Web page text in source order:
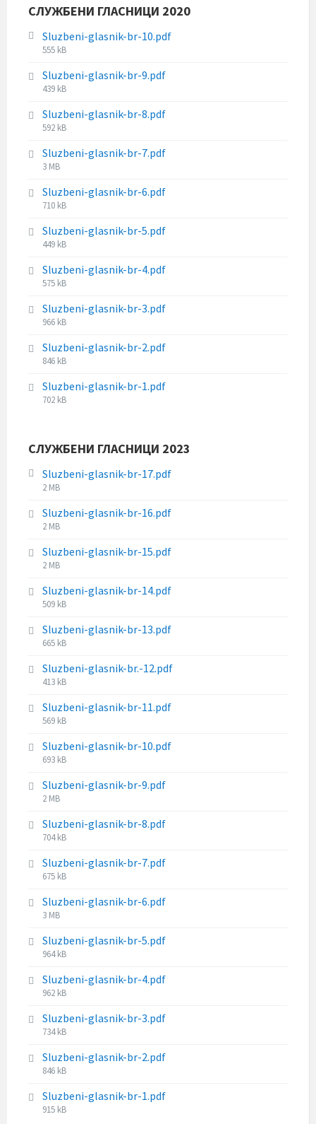
:i
e
:
l
s
i
e
:
СЛУЖБЕНИ ГЛАСНИЦИ 2020
Sluzbeni-glasnik-br-10.pdf
F
l
e
i
z
e
:
555 kB
Sluzbeni-glasnik-br-9.pdf
F
l
e
i
z
e
:
439 kB
Sluzbeni-glasnik-br-8.pdf
F
l
e
i
z
e
592 kB
Sluzbeni-glasnik-br-7.pdf
F
l
e
i
z
e
:
3 MB
Sluzbeni-glasnik-br-6.pdf
F
l
e
i
z
e
:
710 kB
Sluzbeni-glasnik-br-5.pdf
F
l
e
i
z
e
:
449 kB
Sluzbeni-glasnik-br-4.pdf
F
l
e
i
z
e
:
575 kB
Sluzbeni-glasnik-br-3.pdf
F
l
e
i
z
966 kB
Sluzbeni-glasnik-br-2.pdf
F
l
e
z
:
846 kB
Sluzbeni-glasnik-br-1.pdf
F
e
s
i
z
:
702 kB
СЛУЖБЕНИ ГЛАСНИЦИ 2023
Sluzbeni-glasnik-br-17.pdf
F
l
e
i
z
e
:
2 MB
Sluzbeni-glasnik-br-16.pdf
F
l
e
i
z
e
:
2 MB
Sluzbeni-glasnik-br-15.pdf
F
l
e
i
z
e
2 MB
Sluzbeni-glasnik-br-14.pdf
F
l
e
i
z
e
:
509 kB
Sluzbeni-glasnik-br-13.pdf
F
l
e
i
z
e
:
665 kB
Sluzbeni-glasnik-br.-12.pdf
F
l
e
i
z
e
:
413 kB
Sluzbeni-glasnik-br-11.pdf
F
l
e
i
z
e
:
569 kB
Sluzbeni-glasnik-br-10.pdf
F
l
e
i
z
e
:
693 kB
Sluzbeni-glasnik-br-9.pdf
F
l
e
i
z
e
:
2 MB
Sluzbeni-glasnik-br-8.pdf
F
l
e
i
z
e
:
704 kB
Sluzbeni-glasnik-br-7.pdf
F
l
e
i
z
e
:
675 kB
Sluzbeni-glasnik-br-6.pdf
F
l
e
i
z
e
:
3 MB
Sluzbeni-glasnik-br-5.pdf
F
l
e
i
z
e
:
964 kB
Sluzbeni-glasnik-br-4.pdf
F
l
e
i
z
e
:
962 kB
Sluzbeni-glasnik-br-3.pdf
F
l
e
i
z
734 kB
Sluzbeni-glasnik-br-2.pdf
F
l
e
846 kB
Sluzbeni-glasnik-br-1.pdf
F
915 kB